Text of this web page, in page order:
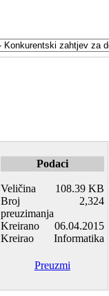
Podaci
Veličina
108.39 KB
Broj
preuzimanja
2,324
Kreirano
06.04.2015
Kreirao
Informatika
Preuzmi